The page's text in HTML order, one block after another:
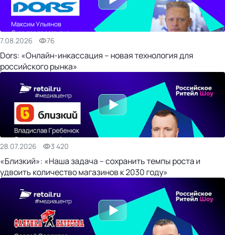
7.08.2026 76
Dors: «Онлайн-инкассация – новая технология для
российского рынка»
28.07.2026 3 420
«Близкий»: «Наша задача – сохранить темпы роста и
удвоить количество магазинов к 2030 году»